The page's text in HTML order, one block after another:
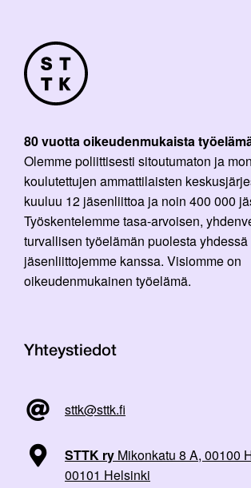
80 vuotta oikeudenmukaista
Olemme poliittisesti sitoutumaton ja
koulutettujen ammattilaisten
kuuluu 12 jäsenliittoa ja noin 400 000
Työskentelemme tasa-arvoisen,
turvallisen työelämän puolesta yhdessä
jäsenliittojemme kanssa. Visiomme on
oikeudenmukainen työelämä.
Yhteystiedot
sttk@sttk.fi
STTK ry Mikonkatu 8 A, 00100
00101 Helsinki